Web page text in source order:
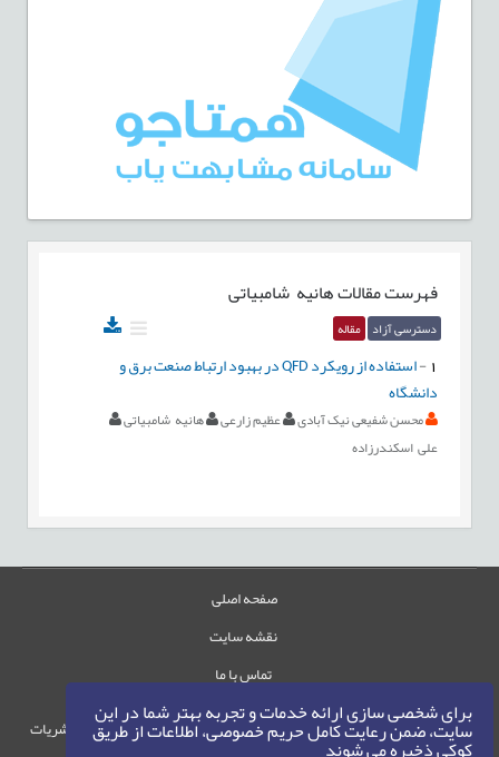
برای شخصی سازی ارائه خدمات و تجربه بهتر شما در این
سایت، ضمن رعایت کامل حریم خصوصی، اطلاعات از طریق
فهرست مقالاتهانیه شامبیاتی
دسترسی آزاد مقاله
-
استفاده از رویکرد QFD در بهبود ارتباط صنعت برق و
دانشگاه
محسن شفیعی نیک آبادی عظیم زارعی
هانیه شامبیاتی
علی اسکندرزاده
صفحه اصلی
نقشه سایت
تماس با ما
حقوق این وب‌سایت متعلق به سامانه مدیریت نشریات